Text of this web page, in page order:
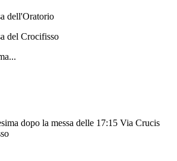
dell'Oratorio
del Crocifisso
dopo la messa delle 17:15 Via Crucis